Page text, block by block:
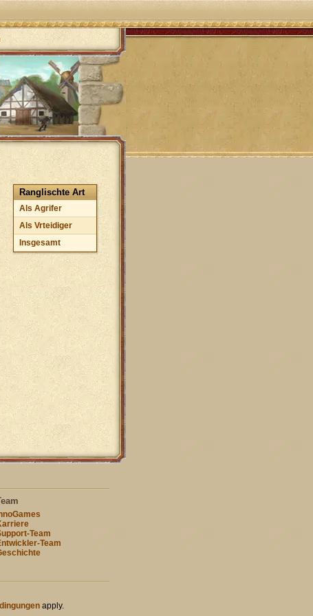
Ranglischte Art
Als Agrifer
Als Vrteidiger
Insgesamt
Team
Team
apply.